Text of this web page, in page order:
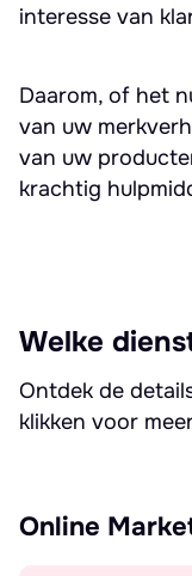
interesse van
Daarom, of het
van uw
van uw
krachtig
Welke
Ontdek de
klikken voor
Online